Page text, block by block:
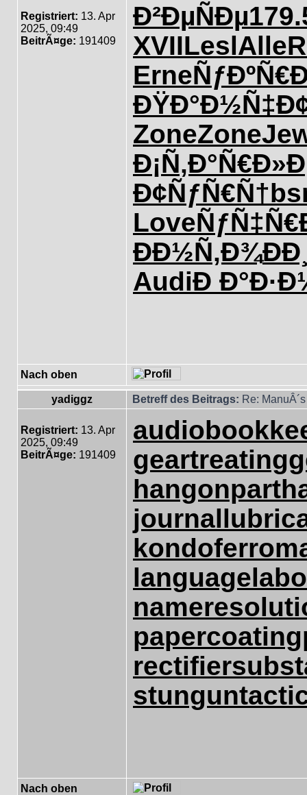
Registriert: 13. Apr
2025, 09:49
BeitrÃ¤ge: 191409
Ð²ÐµÑÐµ
XVIILeslAlle
Erne
ÐŸÐ°Ð½Ñ‡
ZoneZone
Ð¡Ñ‚Ð°Ñ€
Ð¢ÑƒÑ€Ñ†
Love
ÐÐ½Ñ‚Ð¾
AudiÐ
Nach oben
yadiggz Betreff des Beitrags: Re:
Registriert: 13. Apr
2025, 09:49
BeitrÃ¤ge: 191409
geartreating
hangonpart
papercoating
stungun
Nach oben